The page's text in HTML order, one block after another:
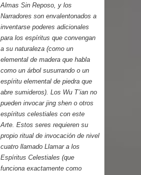
Almas Sin Reposo, y los
Narradores son envalentonados a
inventarse poderes adicionales
para los espíritus que convengan
a su naturaleza (como un
elemental de madera que habla
como un árbol susurrando o un
espíritu elemental de piedra que
abre sumideros). Los Wu T’ian no
pueden invocar jing shen o otros
espíritus celestiales con este
Arte. Estos seres requieren su
propio ritual de invocación de nivel
cuatro llamado Llamar a los
Espíritus Celestiales (que
funciona exactamente como